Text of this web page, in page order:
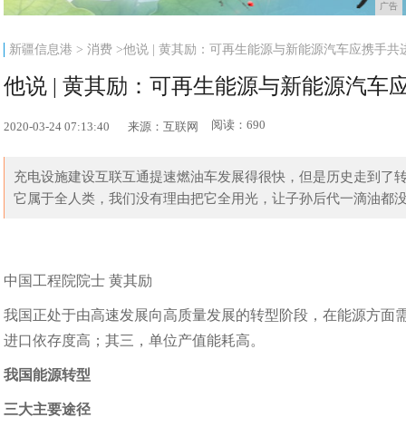
广告
新疆信息港 >消费 >他说 | 黄其励：可再生能源与新能源汽车应携手共
他说 | 黄其励：可再生能源与新能源汽车
2020-03-24 07:13:40 来源：互联网 阅读：690
充电设施建设互联互通提速燃油车发展得很快，但是历史走到
它属于全人类，我们没有理由把它全用光，让子孙后代一滴油都
中国工程院院士 黄其励
我国正处于由高速发展向高质量发展的转型阶段，在能源方
进口依存度高；其三，单位产值能耗高。
我国能源转型
三大主要途径